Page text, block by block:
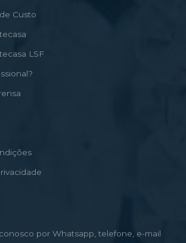
Custo
LSF
por Whatsapp, telefone, e-mail